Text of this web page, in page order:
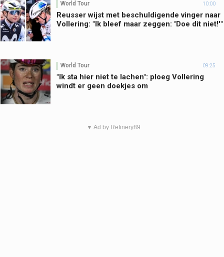
World Tour 10:00
Reusser wijst met beschuldigende vinger naar
Vollering: "Ik bleef maar zeggen: 'Doe dit niet!'"
World Tour 09:25
"Ik sta hier niet te lachen": ploeg Vollering
windt er geen doekjes om
▼ Ad by Refinery89